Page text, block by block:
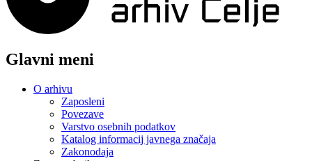
Glavni meni
O arhivu
Zaposleni
Povezave
Varstvo osebnih podatkov
Katalog informacij javnega značaja
Zakonodaja